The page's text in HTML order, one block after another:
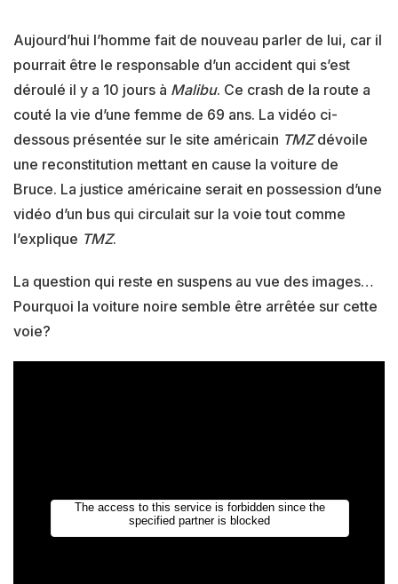
Aujourd’hui l’homme fait de nouveau parler de lui, car il
pourrait être le responsable d’un accident qui s’est
déroulé il y a 10 jours à Malibu. Ce crash de la route a
couté la vie d’une femme de 69 ans. La vidéo ci-
dessous présentée sur le site américain TMZdévoile
une reconstitution mettant en cause la voiture de
Bruce. La justice américaine serait en possession d’une
vidéo d’un bus qui circulait sur la voie tout comme
l’explique TMZ.
La question qui reste en suspens au vue des images…
Pourquoi la voiture noire semble être arrêtée sur cette
voie?